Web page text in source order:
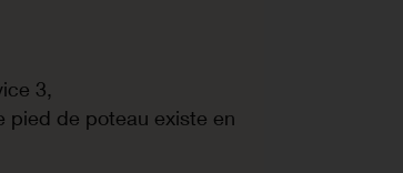
3,
pied de poteau existe en